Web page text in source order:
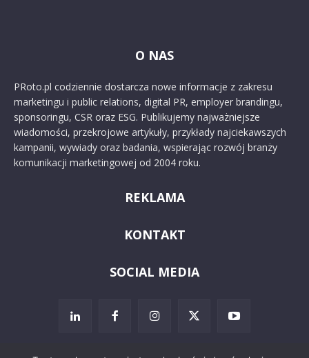
O NAS
PRoto.pl codziennie dostarcza nowe informacje z zakresu
marketingu i public relations, digital PR, employer brandingu,
sponsoringu, CSR oraz ESG. Publikujemy najważniejsze
wiadomości, przekrojowe artykuły, przykłady najciekawszych
kampanii, wywiady oraz badania, wspierając rozwój branży
komunikacji marketingowej od 2004 roku.
REKLAMA
KONTAKT
SOCIAL MEDIA